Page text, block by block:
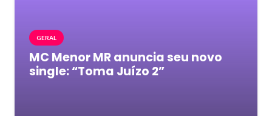
GERAL
MC Menor MR anuncia seu novo
single: “Toma Juízo 2”